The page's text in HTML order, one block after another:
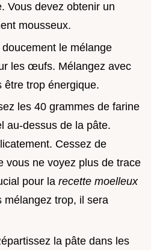
Vous devez obtenir un
mousseux.
doucement le mélange
les œufs. Mélangez avec
être trop énergique.
les 40 grammes de farine
au-dessus de la pâte.
Cessez de
vous ne voyez plus de trace
pour la recette moelleux
mélangez trop, il sera
la pâte dans les